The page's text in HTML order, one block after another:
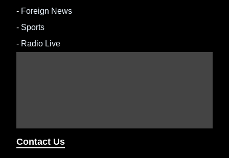
- Foreign News
- Sports
- Radio Live
Contact Us